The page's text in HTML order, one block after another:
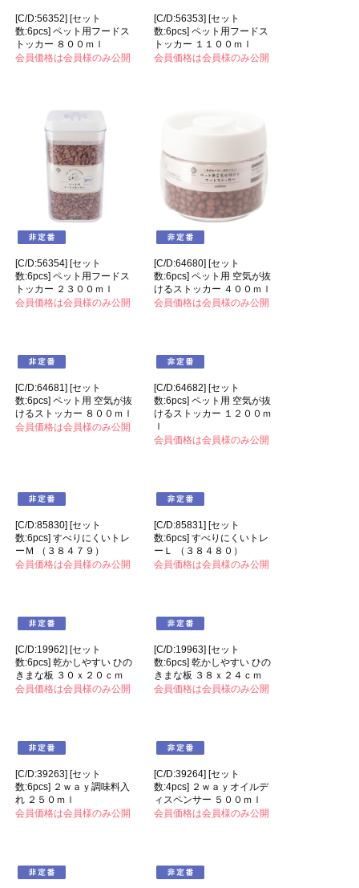
[C/D:56352] [セット
数:6pcs] ペット用フードス
トッカー ８００ｍｌ
会員価格は会員様のみ公開
[C/D:56353] [セット
数:6pcs] ペット用フードス
トッカー １１００ｍｌ
会員価格は会員様のみ公開
[C/D:56354] [セット
数:6pcs] ペット用フードス
トッカー ２３００ｍｌ
会員価格は会員様のみ公開
[C/D:64680] [セット
数:6pcs] ペット用 空気が抜
けるストッカー ４００ｍｌ
会員価格は会員様のみ公開
[C/D:64681] [セット
数:6pcs] ペット用 空気が抜
けるストッカー ８００ｍｌ
会員価格は会員様のみ公開
[C/D:64682] [セット
数:6pcs] ペット用 空気が抜
けるストッカー １２００ｍ
ｌ
会員価格は会員様のみ公開
[C/D:85830] [セット
数:6pcs] すべりにくいトレ
ーＭ （３８４７９）
会員価格は会員様のみ公開
[C/D:85831] [セット
数:6pcs] すべりにくいトレ
ーＬ （３８４８０）
会員価格は会員様のみ公開
[C/D:19962] [セット
数:6pcs] 乾かしやすい ひの
きまな板 ３０ｘ２０ｃｍ
会員価格は会員様のみ公開
[C/D:19963] [セット
数:6pcs] 乾かしやすい ひの
きまな板 ３８ｘ２４ｃｍ
会員価格は会員様のみ公開
[C/D:39263] [セット
[C/D:39264] [セット